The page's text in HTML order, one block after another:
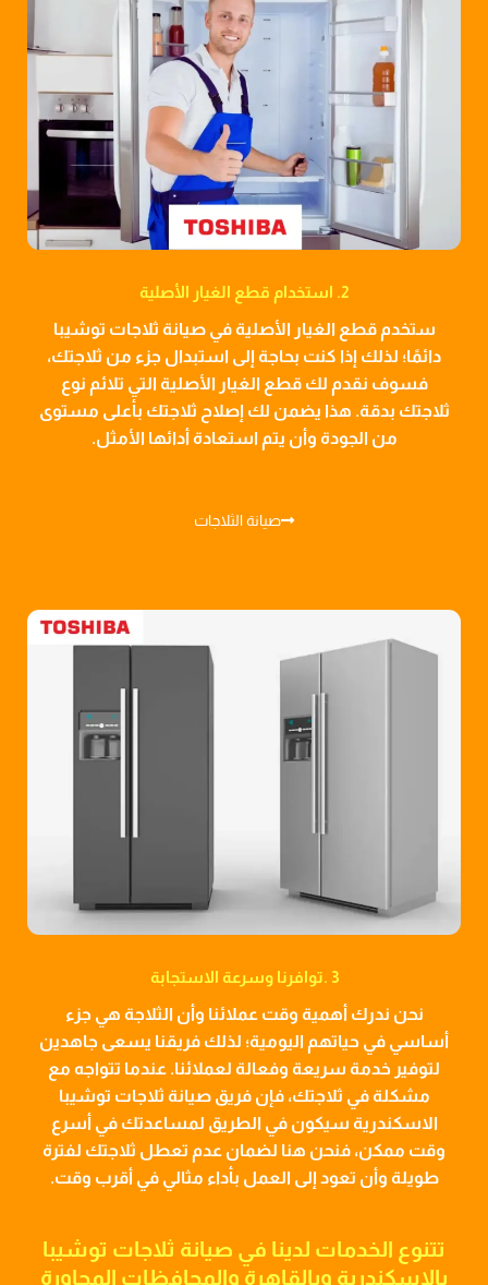
2. استخدام قطع الغيار الأصلية
ستخدم قطع الغيار الأصلية في صيانة ثلاجات توشيبا
دائمًا؛ لذلك إذا كنت بحاجة إلى استبدال جزء من ثلاجتك،
فسوف نقدم لك قطع الغيار الأصلية التي تلائم نوع
ثلاجتك بدقة. هذا يضمن لك إصلاح ثلاجتك بأعلى مستوى
من الجودة وأن يتم استعادة أدائها الأمثل.
صيانة الثلاجات
3 .توافرنا وسرعة الاستجابة
نحن ندرك أهمية وقت عملائنا وأن الثلاجة هي جزء
أساسي في حياتهم اليومية؛ لذلك فريقنا يسعى جاهدين
لتوفير خدمة سريعة وفعالة لعملائنا. عندما تتواجه مع
مشكلة في ثلاجتك، فإن فريق صيانة ثلاجات توشيبا
الاسكندرية سيكون في الطريق لمساعدتك في أسرع
وقت ممكن، فنحن هنا لضمان عدم تعطل ثلاجتك لفترة
طويلة وأن تعود إلى العمل بأداء مثالي في أقرب وقت.
تتنوع الخدمات لدينا في صيانة ثلاجات توشيبا
بالإسكندرية وبالقاهرة والمحافظات المجاورة